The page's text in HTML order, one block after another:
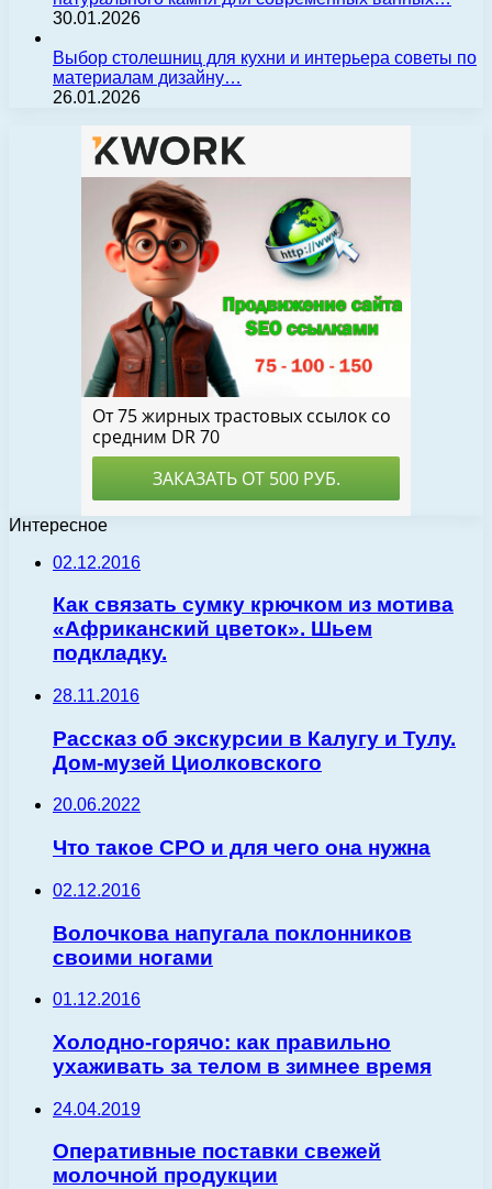
30.01.2026
Выбор столешниц для кухни и интерьера советы по
материалам дизайну…
26.01.2026
Интересное
02.12.2016
Как связать сумку крючком из мотива
«Африканский цветок». Шьем
подкладку.
28.11.2016
Рассказ об экскурсии в Калугу и Тулу.
Дом-музей Циолковского
20.06.2022
Что такое СРО и для чего она нужна
02.12.2016
Волочкова напугала поклонников
своими ногами
01.12.2016
Холодно-горячо: как правильно
ухаживать за телом в зимнее время
24.04.2019
Оперативные поставки свежей
молочной продукции